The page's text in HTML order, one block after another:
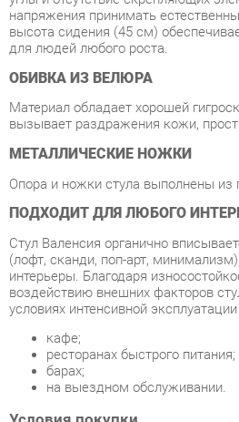
ОБИВКА ИЗ ВЕЛЮРА
Материал обладает хорошей
вызывает раздражения кожи, прост в
МЕТАЛЛИЧЕСКИЕ НОЖКИ
Опора и ножки стула выполнены из
(лофт, сканди, поп-арт, минимализм),
воздействию внешних факторов стул
кафе;
ресторанах быстрого питания;
барах;
на выездном обслуживании.
Условия покупки
Благодаря качественным фото,
о характеристиках и параметрах, а
покупателей маркетплэйса «Стулья-
товар «Стул Stool Group Валенсия